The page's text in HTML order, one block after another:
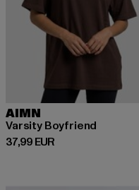
AIMN
Varsity Boyfriend
37,99 EUR
Derzeitiger Preis: 37,99 EUR